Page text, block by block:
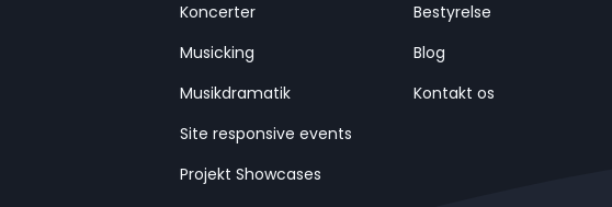
Koncerter
Musicking
Musikdramatik
Site responsive events
Projekt Showcases
Bestyrelse
Blog
Kontakt os